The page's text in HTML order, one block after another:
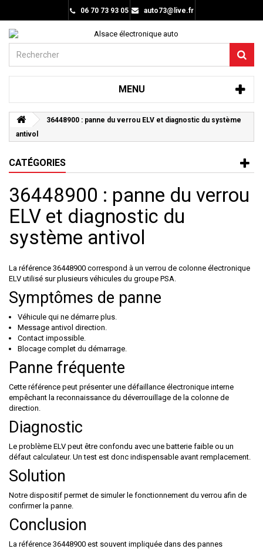
06 70 73 93 05 auto73@live.fr
MENU
36448900 : panne du verrou ELV et diagnostic du système
antivol
CATÉGORIES
36448900 : panne du verrou
ELV et diagnostic du
système antivol
La référence 36448900 correspond à un verrou de colonne électronique
ELV utilisé sur plusieurs véhicules du groupe PSA.
Symptômes de panne
Véhicule qui ne démarre plus.
Message antivol direction.
Contact impossible.
Blocage complet du démarrage.
Panne fréquente
Cette référence peut présenter une défaillance électronique interne
empêchant la reconnaissance du déverrouillage de la colonne de
direction.
Diagnostic
Le problème ELV peut être confondu avec une batterie faible ou un
défaut calculateur. Un test est donc indispensable avant remplacement.
Solution
Notre dispositif permet de simuler le fonctionnement du verrou afin de
confirmer la panne.
Conclusion
La référence 36448900 est souvent impliquée dans des pannes